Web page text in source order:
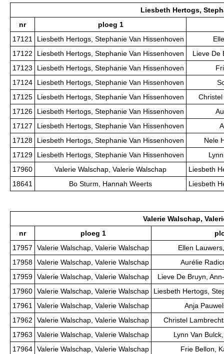
Liesbeth Hertogs,
nr
ploeg 1
17121
Liesbeth Hertogs, Stephanie Van Hissenhoven
17122
Liesbeth Hertogs, Stephanie Van Hissenhoven
Lieve De
17123
Liesbeth Hertogs, Stephanie Van Hissenhoven
17124
Liesbeth Hertogs, Stephanie Van Hissenhoven
17125
Liesbeth Hertogs, Stephanie Van Hissenhoven
17126
Liesbeth Hertogs, Stephanie Van Hissenhoven
17127
Liesbeth Hertogs, Stephanie Van Hissenhoven
17128
Liesbeth Hertogs, Stephanie Van Hissenhoven
Nele
17129
Liesbeth Hertogs, Stephanie Van Hissenhoven
17960
Valerie Walschap, Valerie Walschap
Liesbeth
18641
Bo Sturm, Hannah Weerts Liesbeth
Valerie Walschap,
nr
ploeg 1
17957
Valerie Walschap, Valerie Walschap
Ellen
17958 Valerie Walschap, Valerie Walschap
Aurélie
17959 Valerie Walschap, Valerie Walschap
Lieve De Bruyn,
17960 Valerie Walschap, Valerie Walschap
Liesbeth Hertogs,
17961 Valerie Walschap, Valerie Walschap
Anja
17962
Valerie Walschap, Valerie Walschap
Christel
17963
Valerie Walschap, Valerie Walschap
Lynn Van
17964 Valerie Walschap, Valerie Walschap
Frie Bellon,